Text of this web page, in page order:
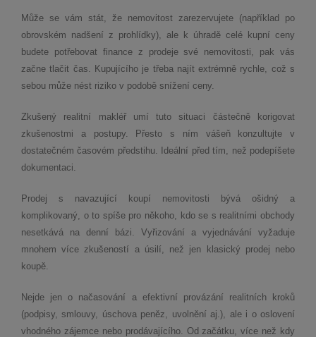
Může se vám stát, že nemovitost zarezervujete (například po
obrovském nadšení z prohlídky), ale k úhradě celé kupní ceny
budete potřebovat finance z prodeje své nemovitosti, pak vás
začne tlačit čas. Kupujícího je třeba najít extrémně rychle, což s
sebou může nést riziko v podobě snížení ceny.
Zkušený realitní makléř umí tuto situaci částečně korigovat
zkušenostmi a postupy. Přesto s ním vášeň konzultujte v
dostatečném časovém předstihu. Ideální před tím, než podepíšete
dokumentaci.
Prodej s navazující koupí nemovitosti bývá ošidný a
komplikovaný, o to spíše pro někoho, kdo se s realitními obchody
nesetkává na denní bázi. Vyřizování a vyjednávání vyžaduje
mnohem více zkušeností a úsilí, než jen klasický prodej nebo
koupě.
Nejde jen o načasování a efektivní provázání realitních kroků
(podpisy, smlouvy, úschova peněz, uvolnění aj.), ale i o oslovení
vhodného zájemce nebo prodávajícího. Od začátku, více než kdy